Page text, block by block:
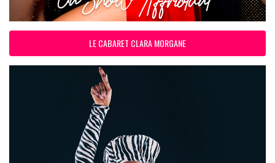
LE CABARET CLARA MORGANE